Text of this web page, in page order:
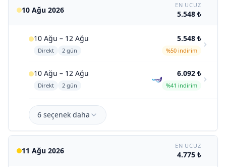
10 Ağu 2026
EN UCUZ
5.548 ₺
10 Ağu – 12 Ağu
Direkt 2 gün
5.548 ₺
%50 indirim
10 Ağu – 12 Ağu
Direkt 2 gün
6.092 ₺
%41 indirim
6 seçenek daha
11 Ağu 2026
EN UCUZ
4.775 ₺